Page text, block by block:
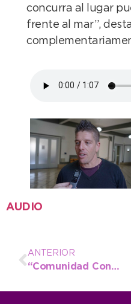
concurra al lugar
frente al mar”,
AUDIO
ANTERIOR
“Comunidad Conectada”, el nuevo programa de participación vecinal a través de WhatsApp